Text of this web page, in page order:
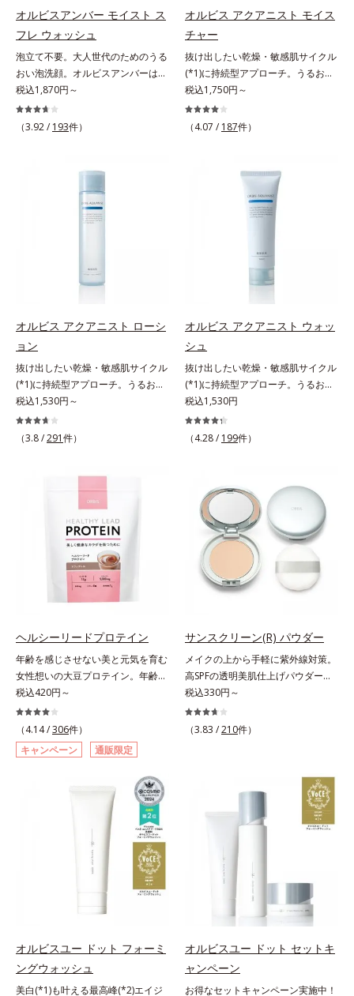
のニオイや角質が気になる部位に、
週2～3回を目安にお使いいただけ
る、スペシャルボディケアアイテム
です。落ち着きと深みを感じさせ
る、ウッディの香り。*1 ニオイの
元となる汚れ *2 古い角質 *3 レ
ッドクレイ（イライト、カオリン）
配合＝古い角質をからめとる洗浄成
ナイト配合＝洗浄成分
イ酸、ジメチコン配合＝汗や水、皮
脂をはじき、メイクくずれを防ぐ成
分*2 オリーブ葉エキス、ゴレンシ
葉エキス、加水分解ヒアルロン酸、
異性化糖配合＝保湿成分【ご使用方
法】2層タイプなので、必ず容器を
よく振ってからお使いください。メ
イクの仕上げに、顔から20cm程度
シュが目安）ミストを塗布後、肌に
触れずに乾くまでそのままお待ちく
オルビスアンバー モイスト ス
フレ ウォッシュ
泡立て不要。大人世代のためのうる
おい泡洗顔。オルビスアンバーは、
いつも⾃然体で美しくありたいと願
う⼤⼈世代に寄り添うブランドで
す。年齢印象研究に基づいた肌サイ
軽なお手入れで賢いケアを。ライフ
スタイルになじむ、若々しい印象(*)
作りのサポートをします。* 肌にハ
リを与え若々しい印象
税込1,870円～
（3.92 / 193件）
オルビス アクアニスト モイス
チャー
抜け出したい乾燥・敏感肌サイクル
(*1)に持続型アプローチ。うるおい
を追求した敏感肌用保湿スキンケア
(*2)。うるおいを逃し、刺激を受け
やすい角層の“乾燥敏感スランプ
望の敏感肌用保湿スキンケアライン
「オルビス アクアニスト」。乾燥
敏感スランプの原因にアプローチす
る持続型トリプルアミノ酸(*4)を配
異物として排出されにくく、肌にと
どまってうるおいを蓄えてくれま
す。刺激を受けやすくなった角層を
うるおいで満たし、脱・敏感肌を目
指します。無油分・無着色・無香
不使用(*5)・パラベンフリー、6つ
のフリー処方で徹底的に肌に寄り添
います。*1 乾燥と敏感をくり返す
こと*2 敏感肌対象連用テスト済
（すべての方のお肌に合うというこ
とではありません）*3 乾燥して敏
＝乾燥を防ぎ、うるおいに満ちた肌
へ導く保湿成分、植物由来アミノ酸
（エルゴチオネイン）配合＝肌を整
え、すこやかに保つ保湿成分、微生
物由来アミノ酸（エクトイン）配合
＝乱れた角層にうるおいを与え、肌
荒れを防ぐ保湿成分*5 ウォッシュ
高保湿タイプ（普通肌～超乾性肌）
税込1,750円～
（4.07 / 187件）
オルビス アクアニスト ローシ
ョン
抜け出したい乾燥・敏感肌サイクル
(*1)に持続型アプローチ。うるおい
を追求した敏感肌用保湿スキンケア
(*2)。うるおいを逃し、刺激を受け
やすい角層の“乾燥敏感スランプ
「オルビス アクアニスト」。乾燥
敏感スランプの原因にアプローチす
る持続型トリプルアミノ酸(*4)を配
合。もともと体内にあるアミノ酸は
異物として排出されにくく、肌にと
どまってうるおいを蓄えてくれま
す。刺激を受けやすくなった角層を
指します。無油分・無着色・無香
不使用(*5)・パラベンフリー、6つ
のフリー処方で徹底的に肌に寄り添
います。*1 乾燥と敏感をくり返す
こと*2 敏感肌対象連用テスト済
（すべての方のお肌に合うというこ
とではありません）*3 乾燥して敏
アミノ酸（ポリグルタミン酸）配合
＝乾燥を防ぎ、うるおいに満ちた肌
へ導く保湿成分、植物由来アミノ酸
（エルゴチオネイン）配合＝肌を整
え、すこやかに保つ保湿成分、微生
物由来アミノ酸（エクトイン）配合
＝乱れた角層にうるおいを与え、肌
荒れを防ぐ保湿成分*5 ウォッシュ
を除くLM＝さっぱり高保湿タイプ
高保湿タイプ（普通肌～超乾性肌）
税込1,530円～
（3.8 /291件）
オルビス アクアニスト ウォッ
シュ
抜け出したい乾燥・敏感肌サイクル
(*1)に持続型アプローチ。うるおい
を追求した敏感肌用保湿スキンケア
(*2)。うるおいを逃し、刺激を受け
やすい角層の“乾燥敏感スランプ
望の敏感肌用保湿スキンケアライン
「オルビス アクアニスト」。乾燥
敏感スランプの原因にアプローチす
る持続型トリプルアミノ酸(*4)を配
合。もともと体内にあるアミノ酸は
異物として排出されにくく、肌にと
どまってうるおいを蓄えてくれま
指します。無油分・無着色・無香
リーで、徹底的に肌に寄り添いま
す。*1 乾燥と敏感をくり返すこと
*2 敏感肌対象連用テスト済（すべ
ての方のお肌に合うということでは
ありません）*3 乾燥して敏感に感
を防ぎ、うるおいに満ちた肌へ導く
保湿成分、植物由来アミノ酸（エル
ゴチオネイン）配合＝肌を整え、す
こやかに保つ保湿成分、微生物由来
た角層にうるおいを与え、肌荒れを
防ぐ保湿成分
税込1,530円
（4.28 / 199件）
ヘルシーリードプロテイン
年齢を感じさせない美と元気を育む
女性想いの大豆プロテイン。年齢を
感じさせない美と元気を育む、女性
想いの大豆プロテインです。1杯で
不足しがちなたんぱく質を補えま
す。大人女性の食習慣に基づき質と
量を考え、更年世代の女性に人気の
ある脂質が少ないソイプロテイン
（大豆由来の植物性たんぱく質）を
採用しました。吸収が穏やかで、腹
持ちがいいのもポイントです。体を
作る材料であるたんぱく質12g(*1)
をメインに、美を引き出すコラーゲ
ン5,000mgも配合。さらにリズムを
支える鉄分やビタミン6種(*2)、食
美を総合的に支えます。甘さ控えめ
のカフェオレ味、濃厚な抹茶味の2
味展開。プロテイン独特のにおいや
クセが少なく、水に溶けやすいの
税込420円～
（4.14 /306件）
キャンペーン
通販限定
サンスクリーン(R) パウダー
メイクの上から手軽に紫外線対策。
高SPFの透明美肌仕上げパウダー。
メイクの上から手を汚さずに紫外線
対策ができるUVカットパウダーで
す。“素肌のようななめらかな軽
ストタイプ。外出先でも、メイクの
上からササッとUVカットとお直し
が同時にできるお役立ちアイテムで
す。毛穴や色ムラをカバーしながら
秘密は「スムースヴェールパウダー
(*1)」にあります。7種の球状粉体
(*2)が凹凸を埋めて、肌に薄いヴェ
ールをかけるようにカバー。さらに
板状粉体が光を反射して、すっぴん
肌のようなナチュラルなツヤ感を演
出します。また、皮脂を吸着する
「あぶらとりパウダー(*3)」を配合
し、くずれ＆テカリを防いでサラサ
税込330円～
（3.83 /210件）
オルビスユー ドット フォーミ
ングウォッシュ
美白(*1)も叶える最高峰(*2)エイジ
オルビスユー ドット セットキ
ャンペーン
お得なセットキャンペーン実施中！